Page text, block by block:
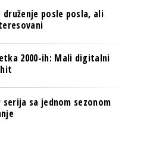
posle posla, ali
2000-ih: Mali digitalni
sa jednom sezonom